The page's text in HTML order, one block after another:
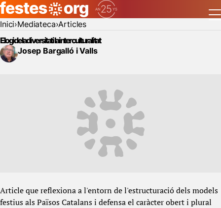
Inici Mediateca Articles
Elogi de la diversitat i la interculturalitat
Josep Bargalló i Valls
Article que reflexiona a l'entorn de l'estructuració dels models
festius als Països Catalans i defensa el caràcter obert i plural